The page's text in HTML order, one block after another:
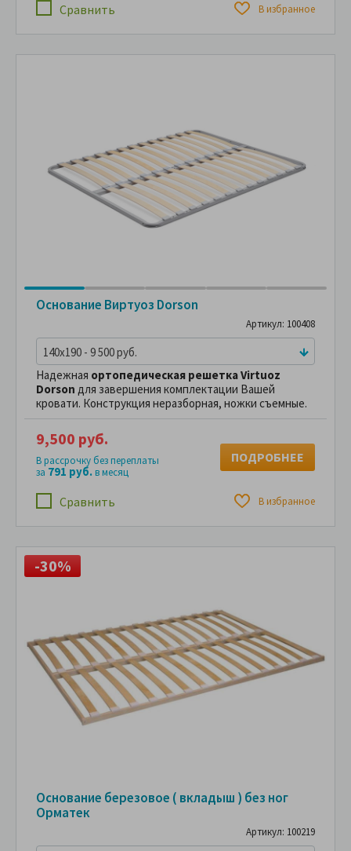
Сравнить В избранное
Основание Виртуоз Dorson
Артикул: 100408
140x190 - 9 500 руб.
Надежная ортопедическая решетка Virtuoz
Dorson для завершения комплектации Вашей
кровати. Конструкция неразборная, ножки съемные.
Сравнить В избранное
9,500 руб.
В рассрочку без переплаты
за 791 руб.в месяц
ПОДРОБНЕЕ
-30%
Основание березовое ( вкладыш ) без ног
Орматек
Артикул: 100219